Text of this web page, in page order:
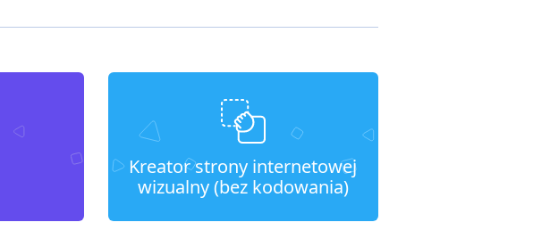
Kreator strony internetowej
wizualny (bez kodowania)